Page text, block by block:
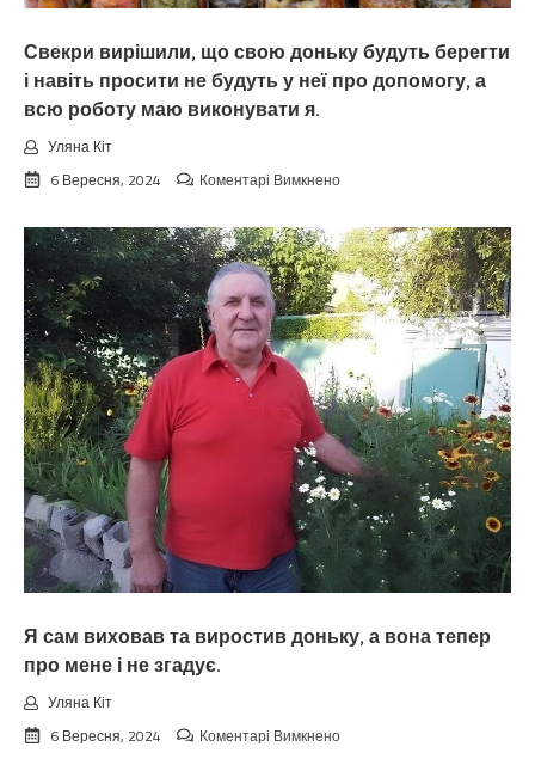
Свекри вирішили, що свою доньку будуть берегти
і навіть просити не будуть у неї про допомогу, а
всю роботу маю виконувати я.
Уляна Кіт
6 Вересня, 2024
Коментарі Вимкненодо
вирішили,
що
свою
доньку
будуть
берегти
і
навіть
просити
не
будуть
у
неї
про
допомогу,
а
всю
роботу
виконувати
я.
Я сам виховав та виростив доньку, а вона тепер
про мене і не згадує.
Уляна Кіт
6 Вересня, 2024
Коментарі Вимкненодо